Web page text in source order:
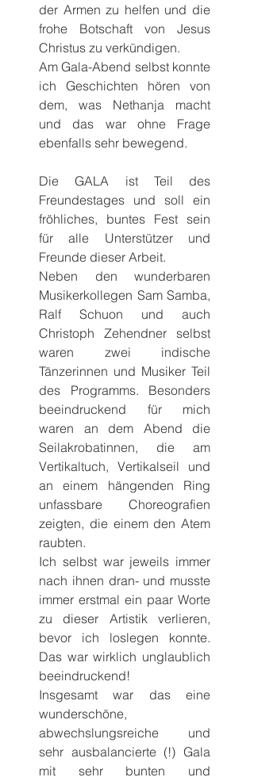
der Armen zu helfen und die
frohe Botschaft von Jesus
Christus zu verkündigen.
Am Gala-Abend selbst konnte
ich Geschichten hören von
dem, was Nethanja macht
und das war ohne Frage
ebenfalls sehr bewegend.
Die GALA ist Teil des
Freundestages und soll ein
fröhliches, buntes Fest sein
für alle Unterstützer und
Freunde dieser Arbeit.
Neben den wunderbaren
Musikerkollegen Sam Samba,
Ralf Schuon und auch
Christoph Zehendner selbst
waren zwei indische
Tänzerinnen und Musiker Teil
des Programms. Besonders
beeindruckend für mich
waren an dem Abend die
Seilakrobatinnen, die am
Vertikaltuch, Vertikalseil und
an einem hängenden Ring
unfassbare Choreografien
zeigten, die einem den Atem
raubten.
Ich selbst war jeweils immer
nach ihnen dran- und musste
immer erstmal ein paar Worte
zu dieser Artistik verlieren,
bevor ich loslegen konnte.
Das war wirklich unglaublich
beeindruckend!
Insgesamt war das eine
wunderschöne,
abwechslungsreiche und
sehr ausbalancierte (!) Gala
mit sehr bunten und